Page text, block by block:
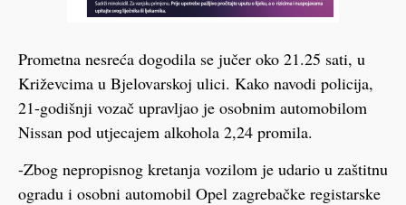
Prometna nesreća dogodila se jučer oko 21.25 sati, u
Križevcima u Bjelovarskoj ulici. Kako navodi policija,
21-godišnji vozač upravljao je osobnim automobilom
Nissan pod utjecajem alkohola 2,24 promila.
-Zbog nepropisnog kretanja vozilom je udario u zaštitnu
ogradu i osobni automobil Opel zagrebačke registarske